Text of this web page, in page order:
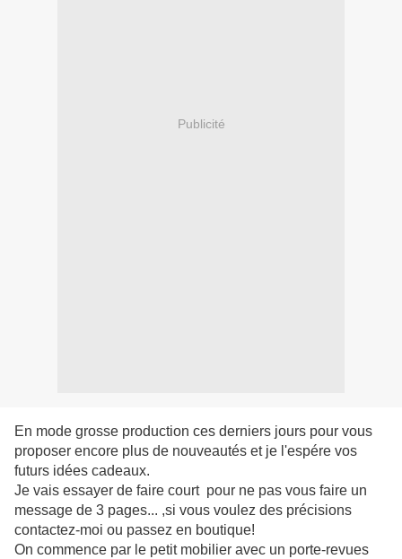
Publicité
En mode grosse production ces derniers jours pour vous
proposer encore plus de nouveautés et je l'espére vos
futurs idées cadeaux.
Je vais essayer de faire court pour ne pas vous faire un
message de 3 pages... ,si vous voulez des précisions
contactez-moi ou passez en boutique!
On commence par le petit mobilier avec un porte-revues